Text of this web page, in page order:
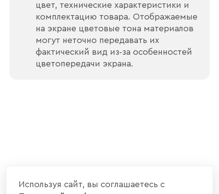
цвет, технические характеристики и
комплектацию товара. Отображаемые
на экране цветовые тона материалов
могут неточно передавать их
фактический вид из‑за особенностей
цветопередачи экрана.
Отправить
Согласен сполитикой конфиденциальности
и обработкой данных.
Используя сайт, вы соглашаетесь с